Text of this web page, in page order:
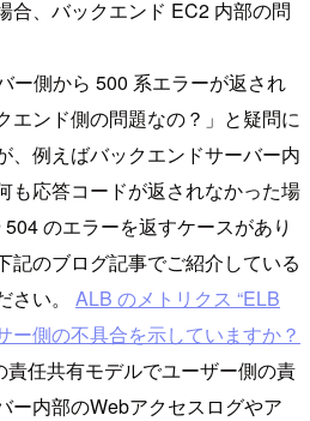
合、バックエンド EC2 内部の問
ー側から 500 系エラーが返され
エンド側の問題なの？」と疑問に
、例えばバックエンドサーバー内
も応答コードが返されなかった場
のエラーを返すケースがあり
記のブログ記事でご紹介している
さい。 ALB のメトリクス “ELB
ー側の不具合を示していますか？
責任共有モデルでユーザー側の責
ー内部のWebアクセスログやア